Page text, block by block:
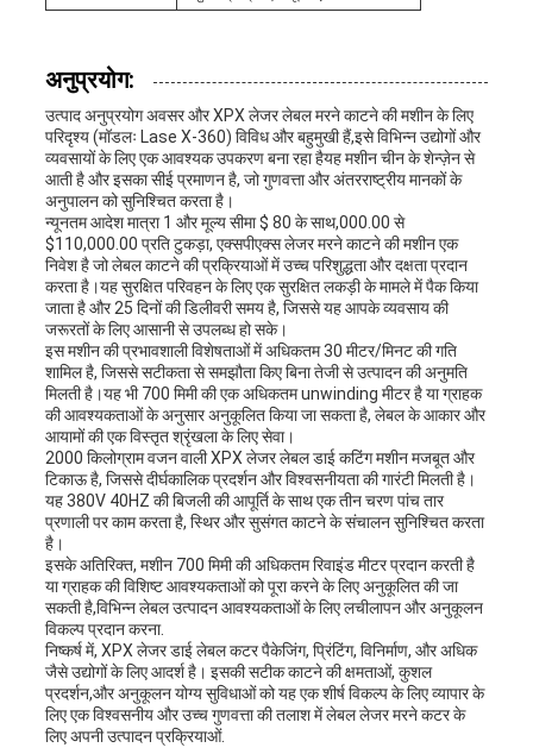
अनुप्रयोग:
उत्पाद अनुप्रयोग अवसर और XPX लेजर लेबल मरने काटने की मशीन के लिए
परिदृश्य (मॉडलः Lase X-360) विविध और बहुमुखी हैं,इसे विभिन्न उद्योगों और
व्यवसायों के लिए एक आवश्यक उपकरण बना रहा हैयह मशीन चीन के शेन्ज़ेन से
आती है और इसका सीई प्रमाणन है, जो गुणवत्ता और अंतरराष्ट्रीय मानकों के
अनुपालन को सुनिश्चित करता है।
न्यूनतम आदेश मात्रा 1 और मूल्य सीमा $ 80 के साथ,000.00 से
$110,000.00 प्रति टुकड़ा, एक्सपीएक्स लेजर मरने काटने की मशीन एक
निवेश है जो लेबल काटने की प्रक्रियाओं में उच्च परिशुद्धता और दक्षता प्रदान
करता है।यह सुरक्षित परिवहन के लिए एक सुरक्षित लकड़ी के मामले में पैक किया
जाता है और 25 दिनों की डिलीवरी समय है, जिससे यह आपके व्यवसाय की
जरूरतों के लिए आसानी से उपलब्ध हो सके।
इस मशीन की प्रभावशाली विशेषताओं में अधिकतम 30 मीटर/मिनट की गति
शामिल है, जिससे सटीकता से समझौता किए बिना तेजी से उत्पादन की अनुमति
मिलती है।यह भी 700 मिमी की एक अधिकतम unwinding मीटर है या ग्राहक
की आवश्यकताओं के अनुसार अनुकूलित किया जा सकता है, लेबल के आकार और
आयामों की एक विस्तृत श्रृंखला के लिए सेवा।
2000 किलोग्राम वजन वाली XPX लेजर लेबल डाई कटिंग मशीन मजबूत और
टिकाऊ है, जिससे दीर्घकालिक प्रदर्शन और विश्वसनीयता की गारंटी मिलती है।
यह 380V 40HZ की बिजली की आपूर्ति के साथ एक तीन चरण पांच तार
प्रणाली पर काम करता है, स्थिर और सुसंगत काटने के संचालन सुनिश्चित करता
है।
इसके अतिरिक्त, मशीन 700 मिमी की अधिकतम रिवाइंड मीटर प्रदान करती है
या ग्राहक की विशिष्ट आवश्यकताओं को पूरा करने के लिए अनुकूलित की जा
सकती है,विभिन्न लेबल उत्पादन आवश्यकताओं के लिए लचीलापन और अनुकूलन
विकल्प प्रदान करना.
निष्कर्ष में, XPX लेजर डाई लेबल कटर पैकेजिंग, प्रिंटिंग, विनिर्माण, और अधिक
जैसे उद्योगों के लिए आदर्श है। इसकी सटीक काटने की क्षमताओं, कुशल
प्रदर्शन,और अनुकूलन योग्य सुविधाओं को यह एक शीर्ष विकल्प के लिए व्यापार के
लिए एक विश्वसनीय और उच्च गुणवत्ता की तलाश में लेबल लेजर मरने कटर के
लिए अपनी उत्पादन प्रक्रियाओं.